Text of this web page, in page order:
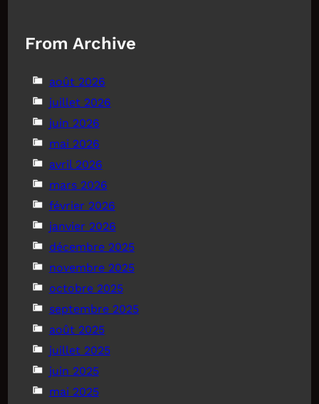
From Archive
août 2026
juillet 2026
juin 2026
mai 2026
avril 2026
mars 2026
février 2026
janvier 2026
décembre 2025
novembre 2025
octobre 2025
septembre 2025
août 2025
juillet 2025
juin 2025
mai 2025